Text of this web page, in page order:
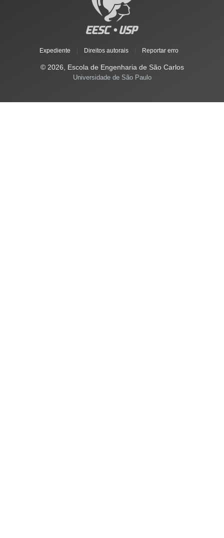
Expediente Direitos autorais Reportar erro
© 2026, Escola de Engenharia de São Carlos
Universidade de São Paulo